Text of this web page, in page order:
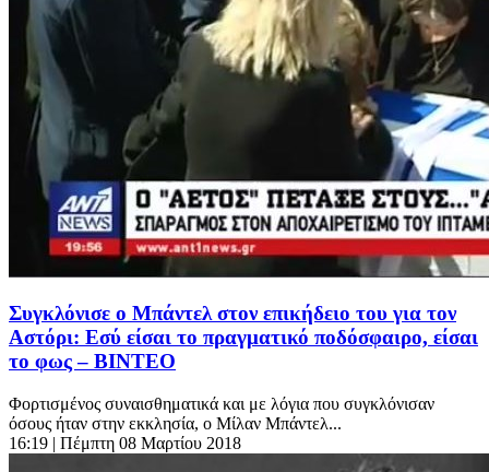
Συγκλόνισε ο Μπάντελ στον επικήδειο του για τον
Αστόρι: Εσύ είσαι το πραγματικό ποδόσφαιρο, είσαι
το φως – BINTEO
Φορτισμένος συναισθηματικά και με λόγια που συγκλόνισαν
όσους ήταν στην εκκλησία, ο Μίλαν Μπάντελ...
16:19 | Πέμπτη 08 Μαρτίου 2018